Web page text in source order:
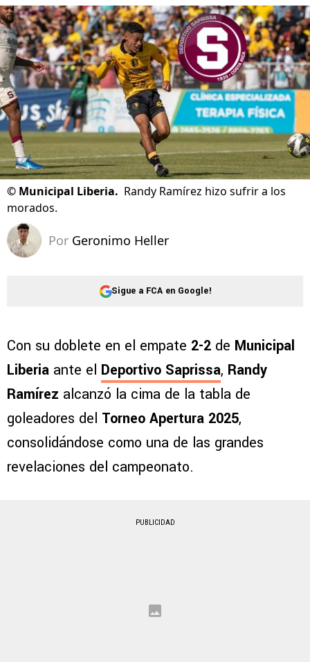
© Municipal Liberia. Randy Ramírez hizo sufrir a los
morados.
Por Geronimo Heller
Sigue a FCA en Google!
Con su doblete en el empate 2-2 de Municipal
Liberia ante el Deportivo Saprissa, Randy
Ramírez alcanzó la cima de la tabla de
goleadores del Torneo Apertura 2025,
consolidándose como una de las grandes
revelaciones del campeonato.
PUBLICIDAD